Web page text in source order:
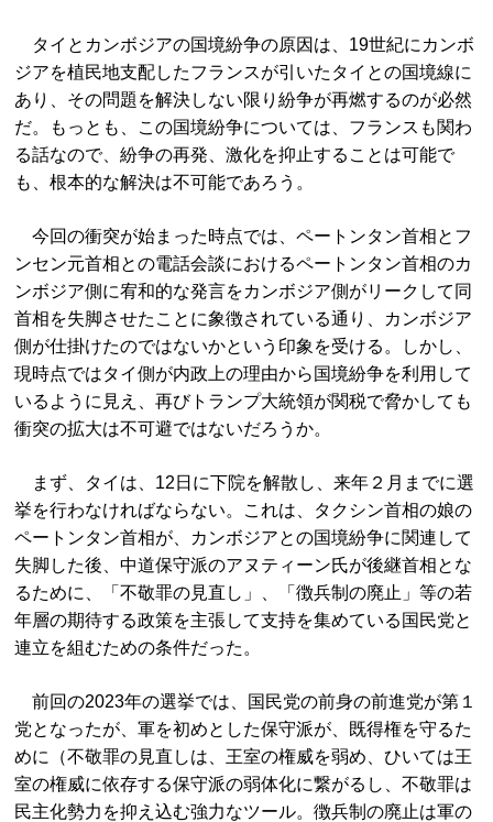
タイとカンボジアの国境紛争の原因は、19世紀にカンボ
ジアを植民地支配したフランスが引いたタイとの国境線に
あり、その問題を解決しない限り紛争が再燃するのが必然
だ。もっとも、この国境紛争については、フランスも関わ
る話なので、紛争の再発、激化を抑止することは可能で
も、根本的な解決は不可能であろう。
今回の衝突が始まった時点では、ペートンタン首相とフ
ンセン元首相との電話会談におけるペートンタン首相のカ
ンボジア側に宥和的な発言をカンボジア側がリークして同
首相を失脚させたことに象徴されている通り、カンボジア
側が仕掛けたのではないかという印象を受ける。しかし、
現時点ではタイ側が内政上の理由から国境紛争を利用して
いるように見え、再びトランプ大統領が関税で脅かしても
衝突の拡大は不可避ではないだろうか。
まず、タイは、12日に下院を解散し、来年２月までに選
挙を行わなければならない。これは、タクシン首相の娘の
ペートンタン首相が、カンボジアとの国境紛争に関連して
失脚した後、中道保守派のアヌティーン氏が後継首相とな
るために、「不敬罪の見直し」、「徴兵制の廃止」等の若
年層の期待する政策を主張して支持を集めている国民党と
連立を組むための条件だった。
前回の2023年の選挙では、国民党の前身の前進党が第１
党となったが、軍を初めとした保守派が、既得権を守るた
めに（不敬罪の見直しは、王室の権威を弱め、ひいては王
室の権威に依存する保守派の弱体化に繋がるし、不敬罪は
民主化勢力を抑え込む強力なツール。徴兵制の廃止は軍の